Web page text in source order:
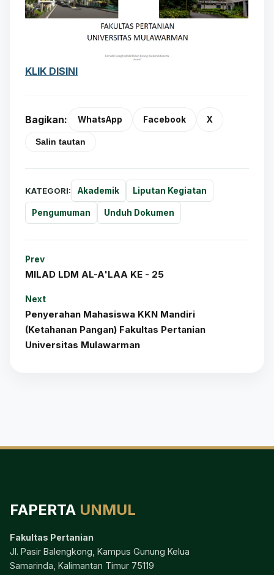
KLIK DISINI
Bagikan: WhatsApp Facebook X
Salin tautan
KATEGORI: Akademik Liputan Kegiatan
Pengumuman Unduh Dokumen
Prev
MILAD LDM AL-A'LAA KE - 25
Next
Penyerahan Mahasiswa KKN Mandiri
(Ketahanan Pangan) Fakultas Pertanian
Universitas Mulawarman
FAPERTA UNMUL
Fakultas Pertanian
Jl. Pasir Balengkong, Kampus Gunung Kelua
Samarinda, Kalimantan Timur 75119